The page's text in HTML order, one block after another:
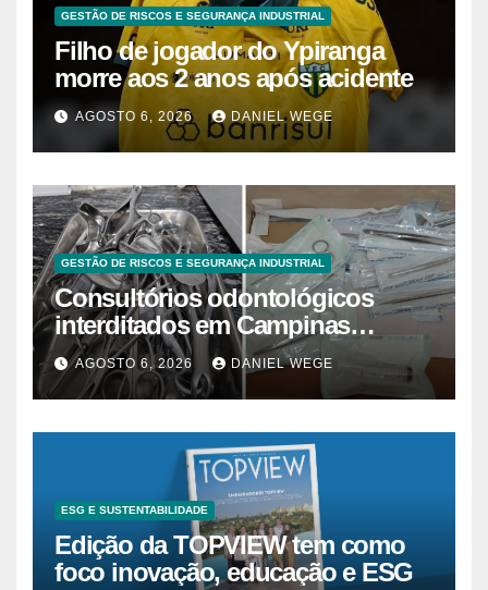
GESTÃO DE RISCOS E SEGURANÇA INDUSTRIAL
Filho de jogador do Ypiranga
morre aos 2 anos após acidente
AGOSTO 6, 2026 DANIEL WEGE
GESTÃO DE RISCOS E SEGURANÇA INDUSTRIAL
Consultórios odontológicos
interditados em Campinas
superam 2025
AGOSTO 6, 2026 DANIEL WEGE
ESG E SUSTENTABILIDADE
Edição da TOPVIEW tem como
foco inovação, educação e ESG